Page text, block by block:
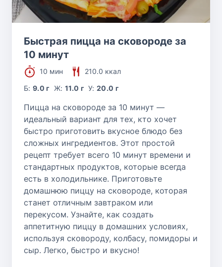
Быстрая пицца на сковороде за
10 минут
10 мин
210.0 ккал
Б:9.0 г Ж: 11.0 г У:20.0 г
Пицца на сковороде за 10 минут —
идеальный вариант для тех, кто хочет
быстро приготовить вкусное блюдо без
сложных ингредиентов. Этот простой
рецепт требует всего 10 минут времени и
стандартных продуктов, которые всегда
есть в холодильнике. Приготовьте
домашнюю пиццу на сковороде, которая
станет отличным завтраком или
перекусом. Узнайте, как создать
аппетитную пиццу в домашних условиях,
используя сковороду, колбасу, помидоры и
сыр. Легко, быстро и вкусно!